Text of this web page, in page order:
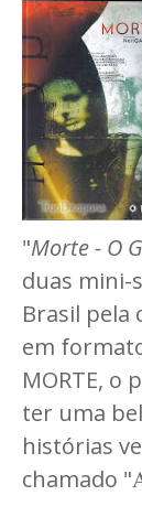
"Morte - O
duas mini-
Brasil pela
em
MORTE, o
ter uma
histórias
chamado "